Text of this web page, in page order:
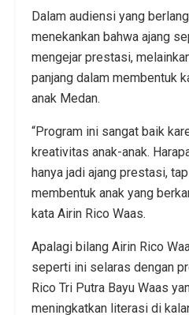
Dalam audiensi yang
menekankan bahwa ajang
mengejar prestasi,
panjang dalam membentuk
anak Medan.
“Program ini sangat baik
kreativitas anak-anak.
hanya jadi ajang prestasi,
membentuk anak yang
kata Airin Rico Waas.
Apalagi bilang Airin Rico
seperti ini selaras dengan
Rico Tri Putra Bayu Waas
meningkatkan literasi di